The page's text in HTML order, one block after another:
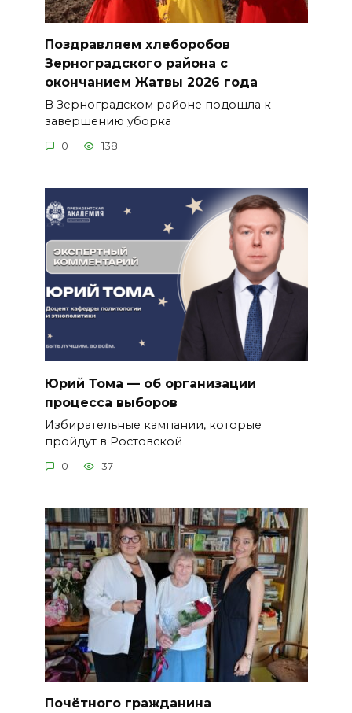
Поздравляем хлеборобов
Зерноградского района с
окончанием Жатвы 2026 года
В Зерноградском районе подошла к
завершению уборка
0 138
Юрий Тома — об организации
процесса выборов
Избирательные кампании, которые
пройдут в Ростовской
0 37
Почётного гражданина